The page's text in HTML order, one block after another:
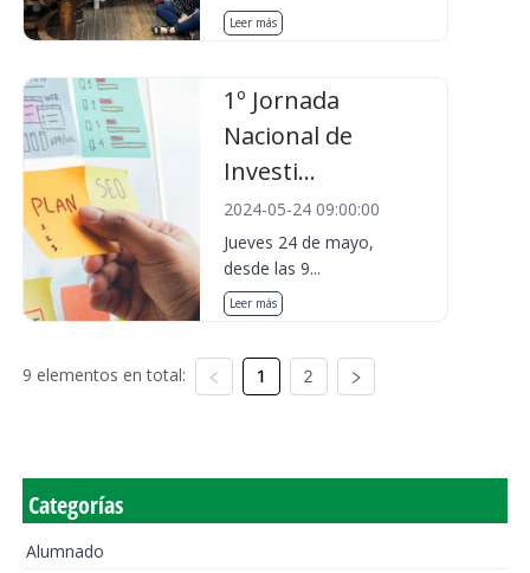
Leer más
1º Jornada
Nacional de
Investi...
2024-05-24 09:00:00
Jueves 24 de mayo,
desde las 9...
Leer más
9 elementos en total: 1 2
Categorías
Alumnado